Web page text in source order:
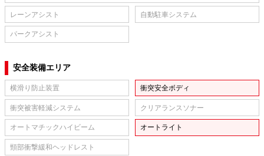
レーンアシスト 自動駐車システム
パークアシスト
安全装備エリア
横滑り防止装置 衝突安全ボディ
衝突被害軽減システム クリアランスソナー
オートマチックハイビーム オートライト
頸部衝撃緩和ヘッドレスト